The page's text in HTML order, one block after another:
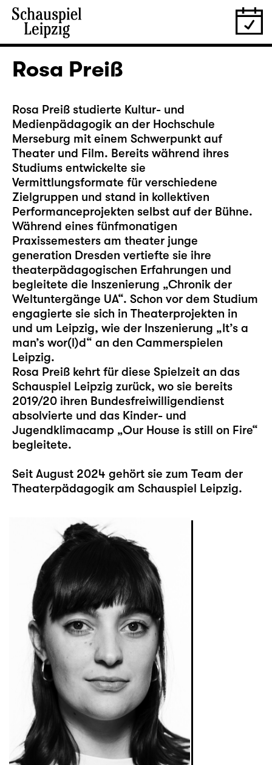
Rosa Preiß
Rosa Preiß studierte Kultur- und
Medienpädagogik an der Hochschule
Merseburg mit einem Schwerpunkt auf
Theater und Film. Bereits während ihres
Studiums entwickelte sie
Vermittlungsformate für verschiedene
Zielgruppen und stand in kollektiven
Performanceprojekten selbst auf der Bühne.
Während eines fünfmonatigen
Praxissemesters am theater junge
generation Dresden vertiefte sie ihre
theaterpädagogischen Erfahrungen und
begleitete die Inszenierung „Chronik der
Weltuntergänge UA“. Schon vor dem Studium
engagierte sie sich in Theaterprojekten in
und um Leipzig, wie der Inszenierung „It’s a
man’s wor(l)d“ an den Cammerspielen
Leipzig.
Rosa Preiß kehrt für diese Spielzeit an das
Schauspiel Leipzig zurück, wo sie bereits
2019/20 ihren Bundesfreiwilligendienst
absolvierte und das Kinder- und
Jugendklimacamp „Our House is still on Fire“
begleitete.
Seit August 2024 gehört sie zum Team der
Theaterpädagogik am Schauspiel Leipzig.